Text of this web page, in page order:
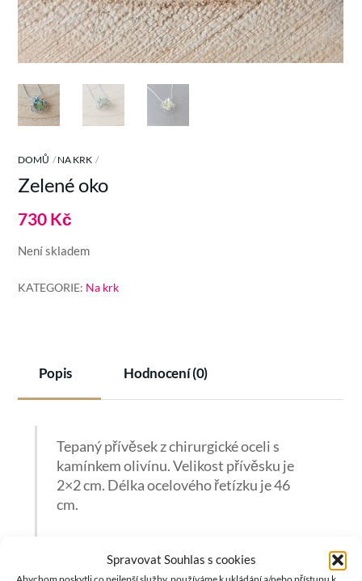
Spravovat Souhlas s cookies
DOMŮ NA KRK
Zelené oko
730 Kč
Není skladem
KATEGORIE: Na krk
Popis Hodnocení (0)
Tepaný přívěsek z chirurgické oceli s
kamínkem olivínu. Velikost přívěsku je
2×2 cm. Délka ocelového řetízku je 46
cm.